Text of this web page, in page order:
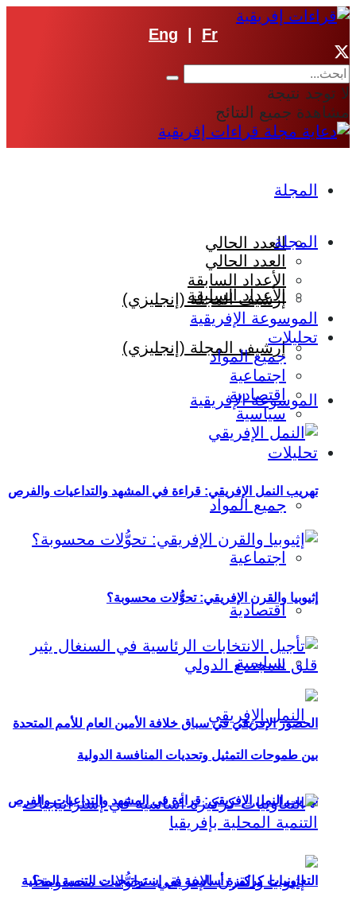
Eng Fr
لا توجد نتيجة
مشاهدة جميع النتائج
المجلة
العدد الحالي
الأعداد السابقة
إرشيف المجلة (إنجليزي)
الموسوعة الإفريقية
تحليلات
جميع المواد
اجتماعية
اقتصادية
سياسية
تهريب النمل الإفريقي: قراءة في المشهد والتداعيات والفرص
المجلة
العدد الحالي
الأعداد السابقة
إرشيف المجلة (إنجليزي)
الموسوعة الإفريقية
تحليلات
جميع المواد
اجتماعية
اقتصادية
سياسية
تهريب النمل الإفريقي: قراءة في المشهد والتداعيات والفرص
إثيوبيا والقرن الإفريقي: تحوُّلات محسوبة؟
الحضور الإفريقي في سباق خلافة الأمين العام للأمم المتحدة
بين طموحات التمثيل وتحديات المنافسة الدولية
التعاونيات كركيزة أساسية في إستراتيجيات التنمية المحلية